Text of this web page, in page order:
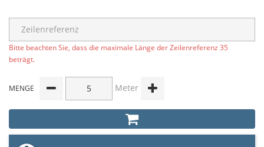
Bitte beachten Sie, dass die maximale Länge der Zeilenreferenz 35
beträgt.
MENGE Meter